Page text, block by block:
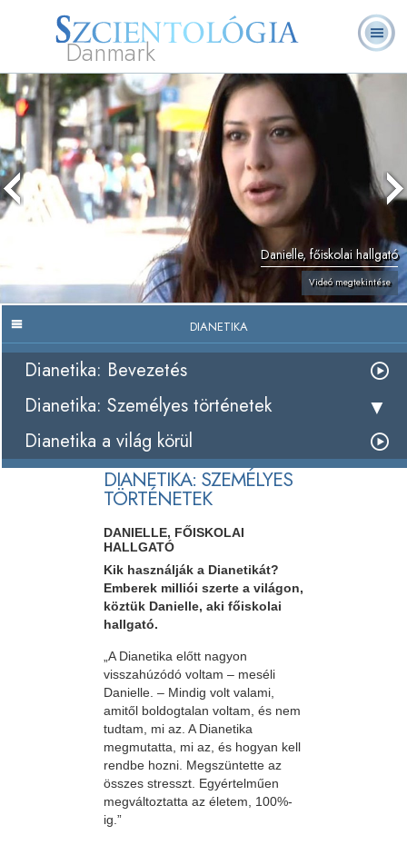
Danmark
Rólunk
L. Ron
Hubbard
Mi a
Szcientológia?
Önkéntes
lelkészek
Könyvek
Danielle, főiskolai hallgató
Videó megtekintése
DIANETIKA
Dianetika: Bevezetés
Dianetika: Személyes történetek
Dianetika a világ körül
DIANETIKA: SZEMÉLYES
TÖRTÉNETEK
DANIELLE, FŐISKOLAI
HALLGATÓ
Kik használják a Dianetikát?
Emberek milliói szerte a világon,
köztük Danielle, aki főiskolai
hallgató.
„A Dianetika előtt nagyon
visszahúzódó voltam – meséli
Danielle. – Mindig volt valami,
amitől boldogtalan voltam, és nem
tudtam, mi az. A Dianetika
megmutatta, mi az, és hogyan kell
rendbe hozni. Megszüntette az
összes stresszt. Egyértelműen
megváltoztatta az életem, 100%-
ig.”